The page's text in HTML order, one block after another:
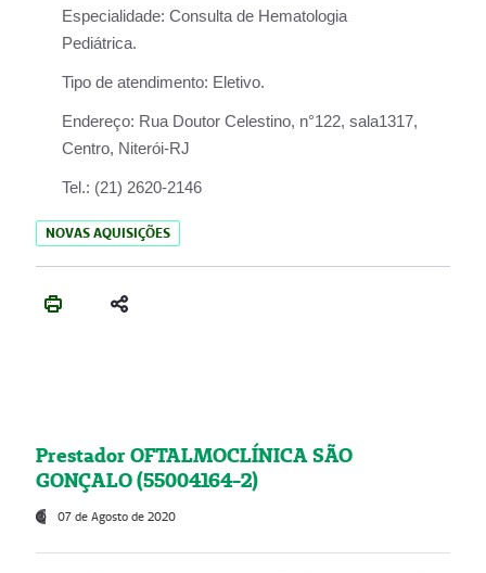
Especialidade: Consulta de Hematologia
Pediátrica.
Tipo de atendimento: Eletivo.
Endereço: Rua Doutor Celestino, n°122, sala1317,
Centro, Niterói-RJ
Tel.: (21) 2620-2146
NOVAS AQUISIÇÕES
Prestador OFTALMOCLÍNICA SÃO
GONÇALO (55004164-2)
07 de Agosto de 2020